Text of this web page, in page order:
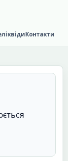
Контакти